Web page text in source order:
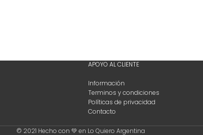
APOYO AL CLIENTE
Información
Terminos y condiciones
Políticas de privacidad
Contacto
© 2021 Hecho con 💚 en Lo Quiero Argentina